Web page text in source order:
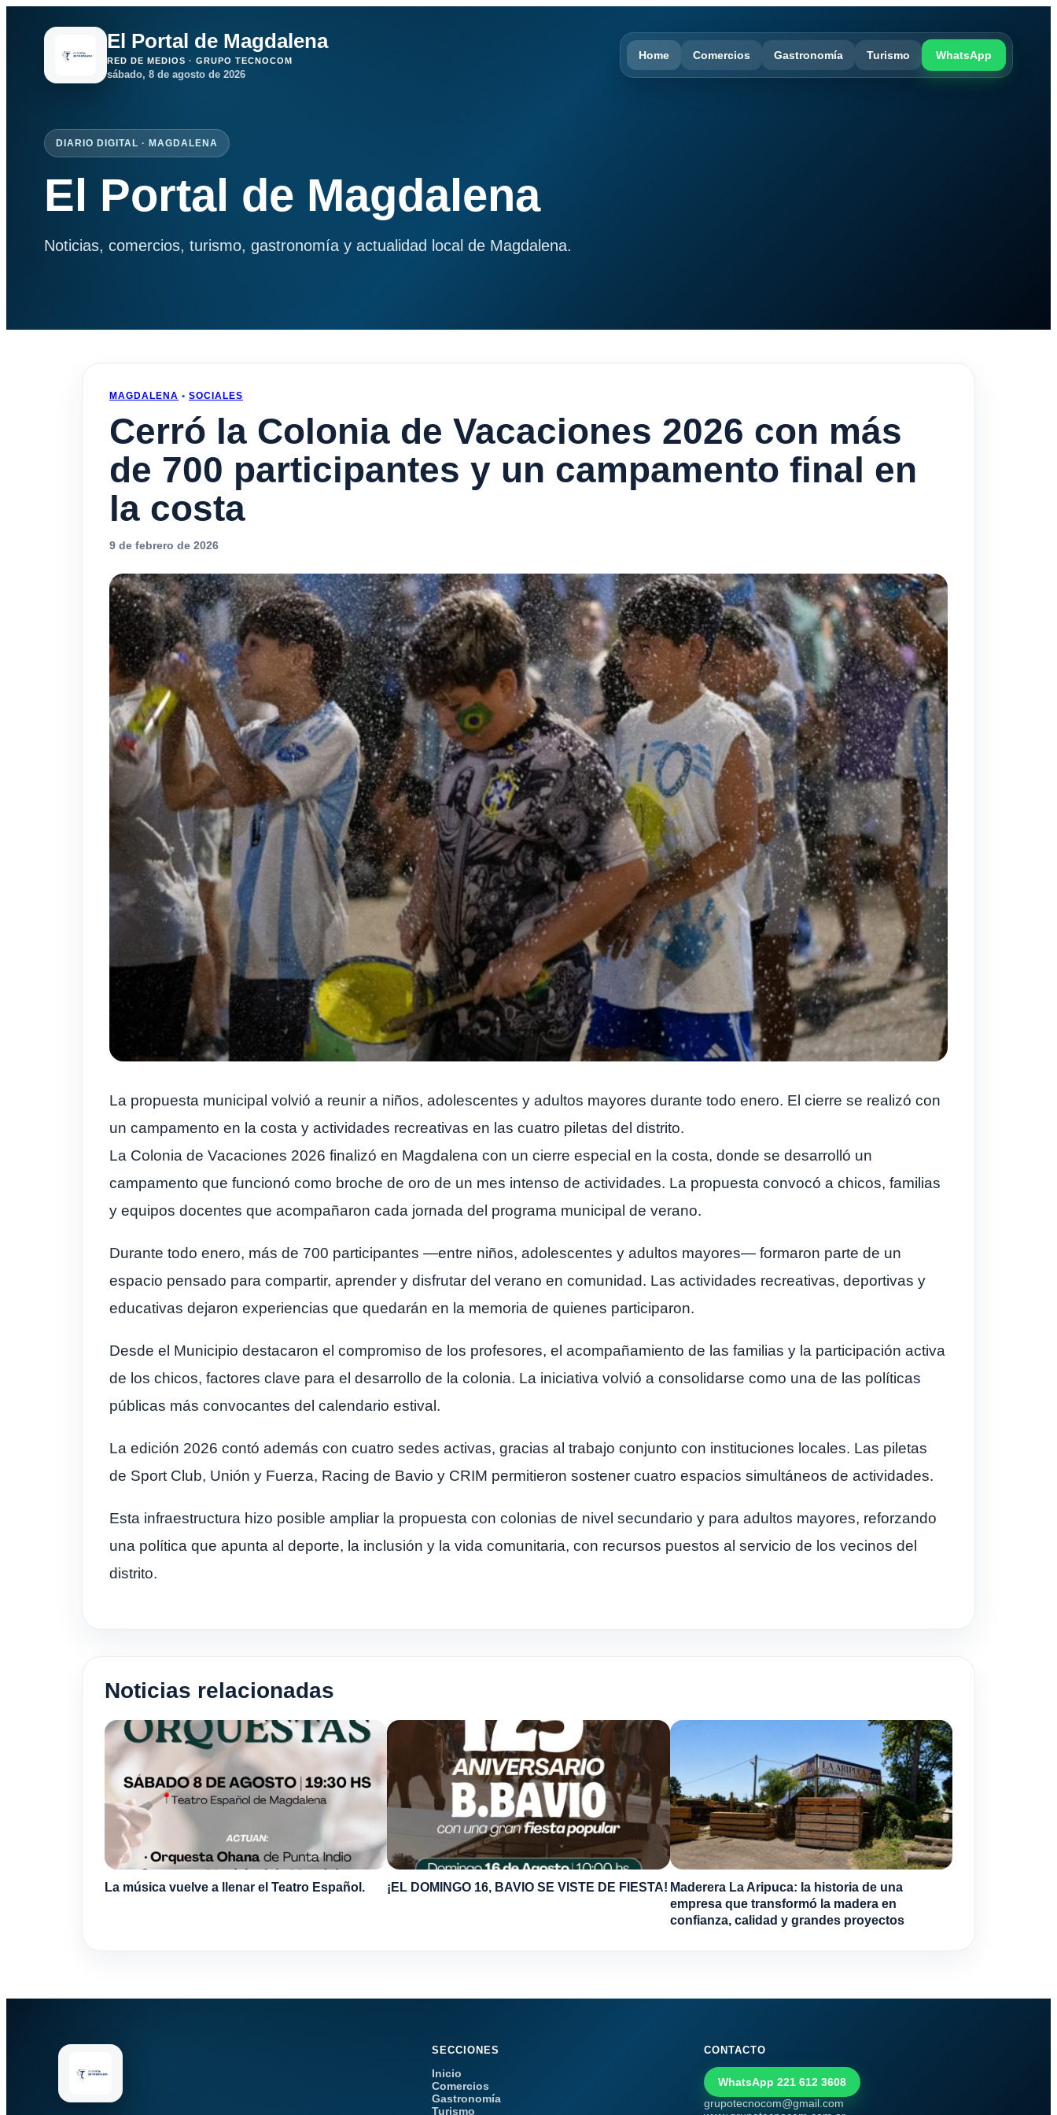
El Portal de Magdalena
RED DE MEDIOS · GRUPO TECNOCOM
sábado, 8 de agosto de 2026
Home Comercios Gastronomía Turismo WhatsApp
DIARIO DIGITAL · MAGDALENA
El Portal de Magdalena
Noticias, comercios, turismo, gastronomía y actualidad local de Magdalena.
MAGDALENA • SOCIALES
Cerró la Colonia de Vacaciones 2026 con más
de 700 participantes y un campamento final en
la costa
9 de febrero de 2026
La propuesta municipal volvió a reunir a niños, adolescentes y adultos mayores durante todo enero. El cierre se realizó con
un campamento en la costa y actividades recreativas en las cuatro piletas del distrito.
La Colonia de Vacaciones 2026 finalizó en Magdalena con un cierre especial en la costa, donde se desarrolló un
campamento que funcionó como broche de oro de un mes intenso de actividades. La propuesta convocó a chicos, familias
y equipos docentes que acompañaron cada jornada del programa municipal de verano.
Durante todo enero, más de 700 participantes —entre niños, adolescentes y adultos mayores— formaron parte de un
espacio pensado para compartir, aprender y disfrutar del verano en comunidad. Las actividades recreativas, deportivas y
educativas dejaron experiencias que quedarán en la memoria de quienes participaron.
Desde el Municipio destacaron el compromiso de los profesores, el acompañamiento de las familias y la participación activa
de los chicos, factores clave para el desarrollo de la colonia. La iniciativa volvió a consolidarse como una de las políticas
públicas más convocantes del calendario estival.
La edición 2026 contó además con cuatro sedes activas, gracias al trabajo conjunto con instituciones locales. Las piletas
de Sport Club, Unión y Fuerza, Racing de Bavio y CRIM permitieron sostener cuatro espacios simultáneos de actividades.
Esta infraestructura hizo posible ampliar la propuesta con colonias de nivel secundario y para adultos mayores, reforzando
una política que apunta al deporte, la inclusión y la vida comunitaria, con recursos puestos al servicio de los vecinos del
distrito.
Noticias relacionadas
La música vuelve a llenar el Teatro Español. ¡EL DOMINGO 16, BAVIO SE VISTE DE FIESTA! Maderera La Aripuca: la historia de una
empresa que transformó la madera en
confianza, calidad y grandes proyectos
SECCIONES
Inicio
Comercios
Gastronomía
Turismo
CONTACTO
WhatsApp 221 612 3608
grupotecnocom@gmail.com